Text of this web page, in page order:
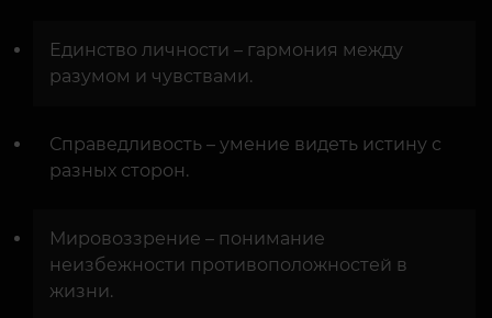
Единство личности – гармония между
разумом и чувствами.
Справедливость – умение видеть истину с
разных сторон.
Мировоззрение – понимание
неизбежности противоположностей в
жизни.